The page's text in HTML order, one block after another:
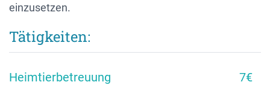
einzusetzen.
Tätigkeiten:
Heimtierbetreuung
7€